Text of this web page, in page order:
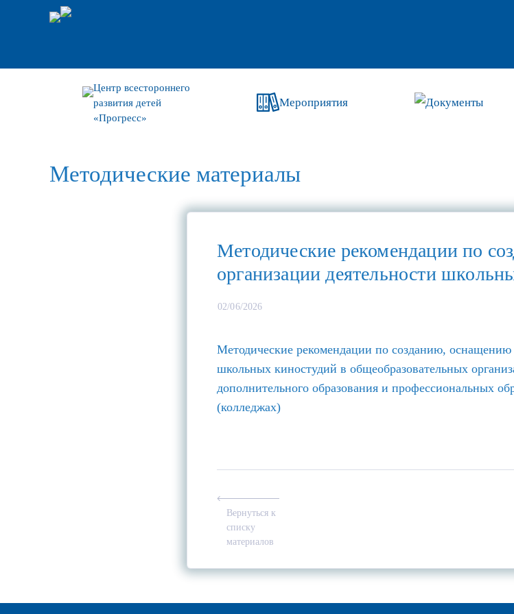
Центр всестороннего
развития детей
«Прогресс»
Мероприятия Документы
Методические материалы
Методические рекомендации по
организации деятельности
02/06/2026
Методические рекомендации по созданию, оснащению
школьных киностудий в общеобразовательных
дополнительного образования и профессиональных
(колледжах)
Вернуться к
списку
материалов